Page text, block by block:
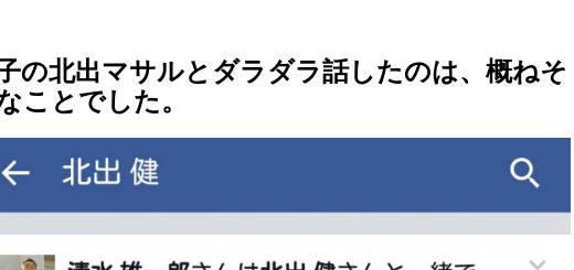
の北出マサルとダラダラ話したのは、概ねそ
ことでした。